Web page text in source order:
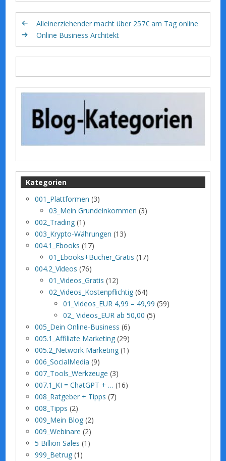
Alleinerziehender macht über 257€ am Tag online
Online Business Architekt
Kategorien
001_Plattformen (3)
03_Mein Grundeinkommen (3)
002_Trading (1)
003_Krypto-Währungen (13)
004.1_Ebooks (17)
01_Ebooks+Bücher_Gratis (17)
004.2_Videos (76)
01_Videos_Gratis (12)
02_Videos_Kostenpflichtig (64)
01_Videos_EUR 4,99 – 49,99 (59)
02_ Videos_EUR ab 50,00 (5)
005_Dein Online-Business (6)
005.1_Affiliate Marketing (29)
005.2_Network Marketing (1)
006_SocialMedia (9)
007_Tools_Werkzeuge (3)
007.1_KI = ChatGPT + … (16)
008_Ratgeber + Tipps (7)
008_Tipps (2)
009_Mein Blog (2)
009_Webinare (2)
5 Billion Sales (1)
999_Betrug (1)